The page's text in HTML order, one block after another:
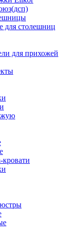
для столешниц
для прихожей
кровати